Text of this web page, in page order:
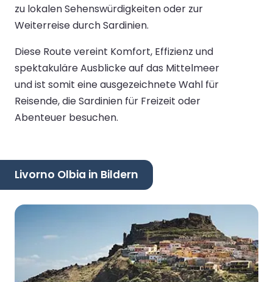
zu lokalen Sehenswürdigkeiten oder zur
Weiterreise durch Sardinien.
Diese Route vereint Komfort, Effizienz und
spektakuläre Ausblicke auf das Mittelmeer
und ist somit eine ausgezeichnete Wahl für
Reisende, die Sardinien für Freizeit oder
Abenteuer besuchen.
Livorno Olbia in Bildern